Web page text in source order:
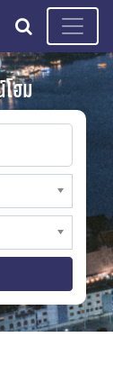
search
ฮม